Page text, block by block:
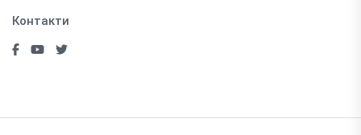
Контакти